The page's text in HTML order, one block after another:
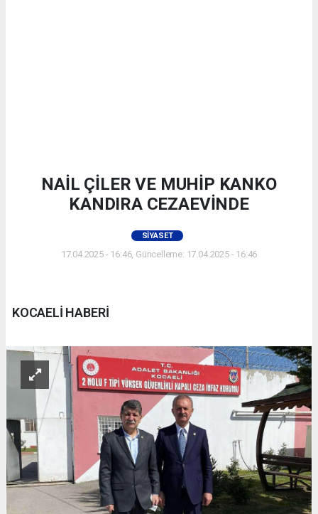
NAİL ÇİLER VE MUHİP KANKO
KANDIRA CEZAEVİNDE
SIYASET
17.04.2025 - 16:46, Güncelleme: 17.04.2025 - 16:46
KOCAELİ HABERİ